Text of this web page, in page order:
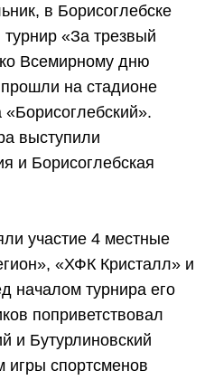
в Борисоглебске
«За трезвый
Всемирному дню
на стадионе
«Борисоглебский».
выступили
и Борисоглебская
участие 4 местные
«ХФК Кристалл» и
началом турнира его
поприветствовал
и Бутурлиновский
игры спортсменов